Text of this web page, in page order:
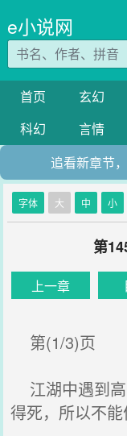
e小说网
首页 玄幻
科幻
言情
追看新章节
字体 大 中 小
第
上一章
第(1/3)页
江湖中遇到
得死，所以不能